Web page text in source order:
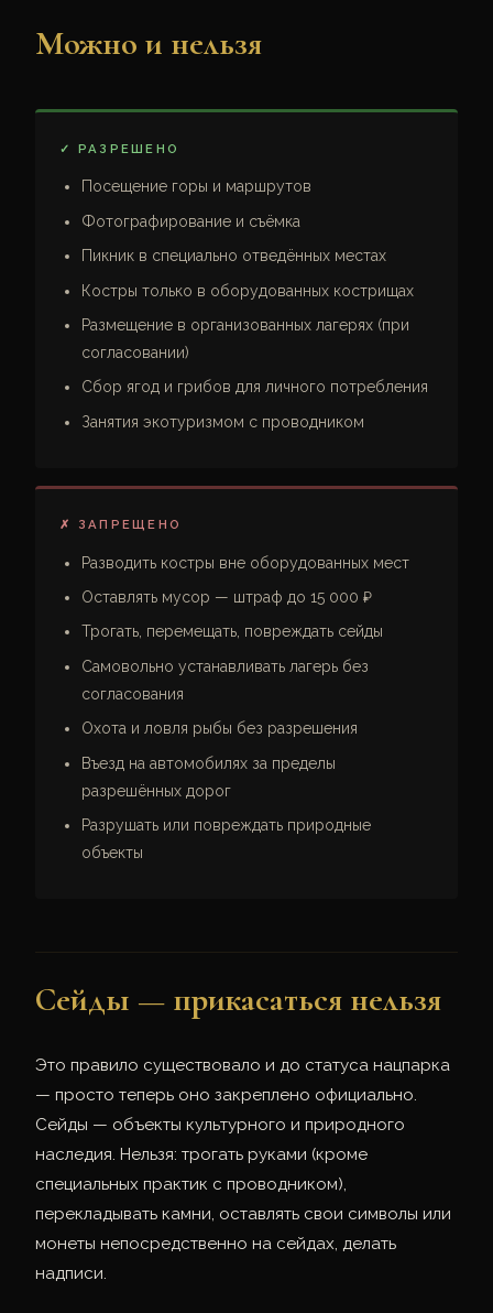
Можно и нельзя
✓ РАЗРЕШЕНО
Посещение горы и маршрутов
Фотографирование и съёмка
Пикник в специально отведённых местах
Костры только в оборудованных кострищах
Размещение в организованных лагерях (при
согласовании)
Сбор ягод и грибов для личного потребления
Занятия экотуризмом с проводником
✗ ЗАПРЕЩЕНО
Разводить костры вне оборудованных мест
Оставлять мусор — штраф до 15 000 ₽
Трогать, перемещать, повреждать сейды
Самовольно устанавливать лагерь без
согласования
Охота и ловля рыбы без разрешения
Въезд на автомобилях за пределы
разрешённых дорог
Разрушать или повреждать природные
объекты
Сейды — прикасаться нельзя
Это правило существовало и до статуса нацпарка
— просто теперь оно закреплено официально.
Сейды — объекты культурного и природного
наследия. Нельзя: трогать руками (кроме
специальных практик с проводником),
перекладывать камни, оставлять свои символы или
монеты непосредственно на сейдах, делать
надписи.